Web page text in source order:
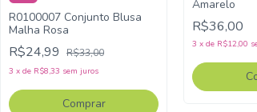
R0100007 Conjunto Blusa
Malha Rosa
R$24,99 R$33,00
3 x de R$8,33 sem juros
Comprar
Amarelo
R$36,00
3 x de R$12,00